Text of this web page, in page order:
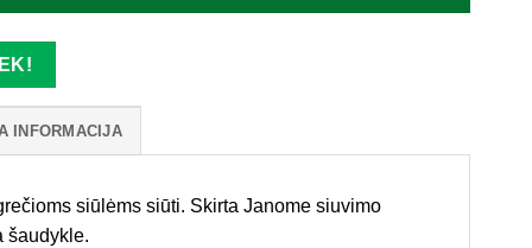
INFORMACIJA
siūlėms siūti. Skirta Janome siuvimo
šaudykle.